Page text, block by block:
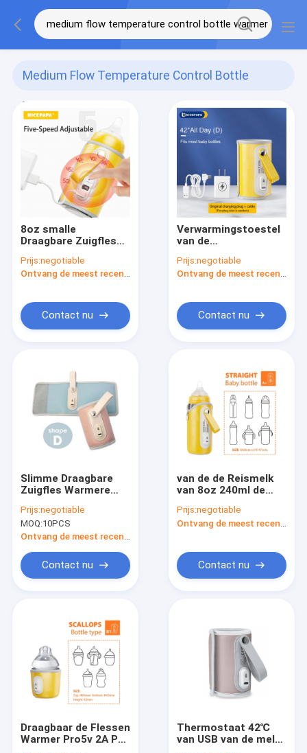
Medium Flow Temperature Control Bottle
Warmer
(68)
8oz smalle
Draagbare Zuigfles
Vijf Regelbaar voor
Nachtvoer
Prijs:negotiable
Ontvang de meest recente Prijs
Contact nu
Verwarmingstoestel
van de
Elektrische Fles
Draagbare/USB-
Prijs:negotiable
Ontvang de meest recente Prijs
Contact nu
Slimme Draagbare
Zuigfles Warmere
Thermostat 42
Graad
Prijs:negotiable
MOQ:10PCS
Contact nu
van de de Reismelk
van 8oz 240ml de
Vrije Zuigfles
Warmere BPA
Prijs:negotiable
Contact nu
Draagbaar de Flessen
Warmer Pro5v 2A Pu
Thermostaat 42℃
van USB van de melk